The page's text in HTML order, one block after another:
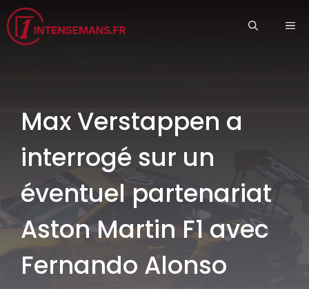
Aller
au
contenu
Max Verstappen a
interrogé sur un
éventuel partenariat
Aston Martin F1 avec
Fernando Alonso